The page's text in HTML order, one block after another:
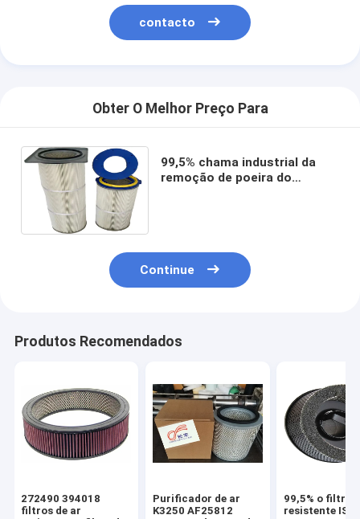
contacto
Obter O Melhor Preço Para
99,5% chama industrial da
remoção de poeira do
Continue
Produtos Recomendados
272490 394018
filtros de ar
Purificador de ar
K3250 AF25812
99,5% o filtro
resistente